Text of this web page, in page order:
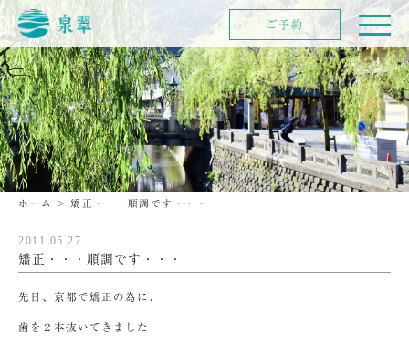
ホーム > 矯正・・・順調です・・・
2011.05.27
矯正・・・順調です・・・
先日、京都で矯正の為に、
歯を２本抜いてきました
ご予約